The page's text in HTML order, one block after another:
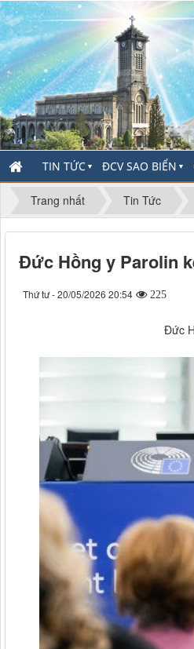
TIN TỨC ▼ ĐCV SAO BIỂN ▼
Trang nhất Tin Tức
Đức Hồng y Parolin
Thứ tư - 20/05/2026 20:54 225
Đức